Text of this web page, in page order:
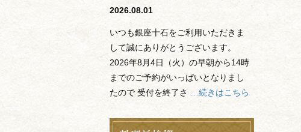
2026.08.01
いつも銀座十石をご利用いただきま
して誠にありがとうございます。
2026年8月4日（火）の早朝から14時
までのご予約がいっぱいとなりまし
たので 受付を終了さ
…続きはこちら